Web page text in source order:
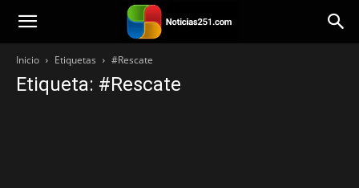
Noticias251
Inicio Etiquetas #Rescate
Etiqueta: #Rescate